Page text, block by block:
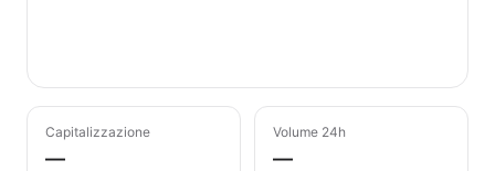
Capitalizzazione
—
Volume 24h
—